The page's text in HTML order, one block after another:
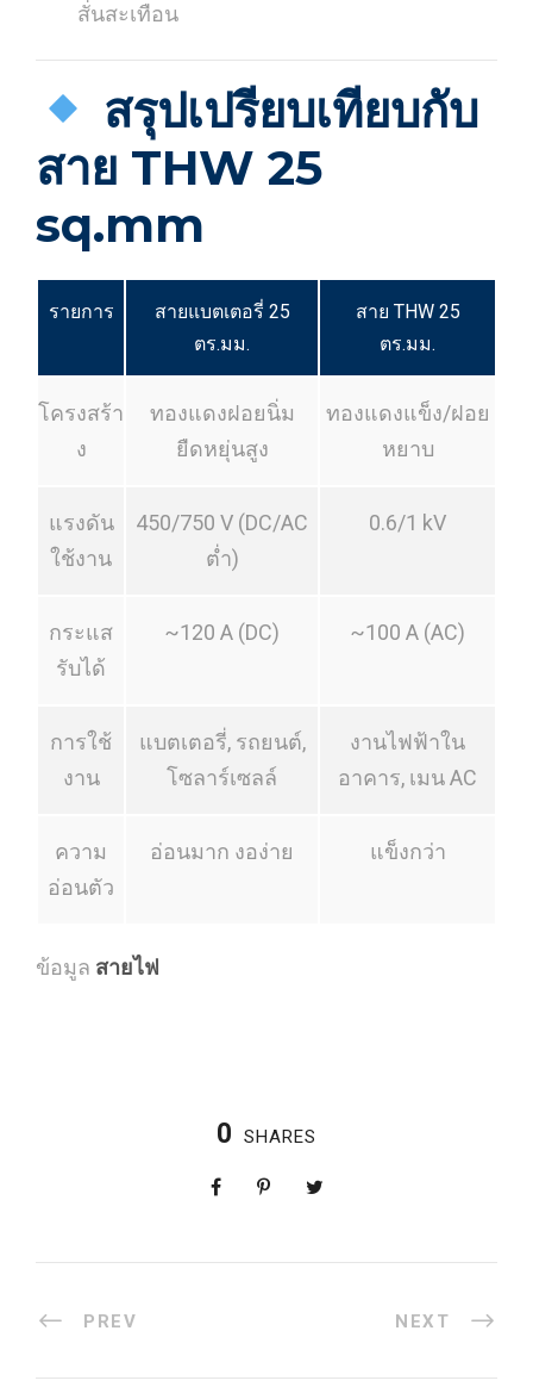
สั่นสะเทือน
สรุปเปรียบเทียบกับ
สาย THW 25
sq.mm
รายการ
สายแบตเตอรี่ 25
ตร.มม.
สาย THW 25
ตร.มม.
โครงสร้า
ง
ทองแดงฝอยนิ่ม
ยืดหยุ่นสูง
ทองแดงแข็ง/ฝอย
หยาบ
แรงดัน
ใช้งาน
450/750 V (DC/AC
ต่ำ)
0.6/1 kV
กระแส
รับได้
~120 A (DC) ~100 A (AC)
การใช้
งาน
แบตเตอรี่, รถยนต์,
โซลาร์เซลล์
งานไฟฟ้าใน
อาคาร, เมน AC
ความ
อ่อนตัว
อ่อนมาก งอง่าย แข็งกว่า
ข้อมูล สายไฟ
0 SHARES
PREV NEXT